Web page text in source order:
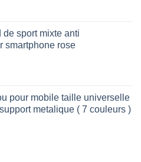
de sport mixte anti
smartphone rose
pour mobile taille universelle
metalique ( 7 couleurs )